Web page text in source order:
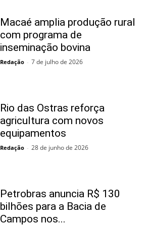
Macaé amplia produção rural
com programa de
inseminação bovina
Redação - 7 de julho de 2026
Rio das Ostras reforça
agricultura com novos
equipamentos
Redação - 28 de junho de 2026
Petrobras anuncia R$ 130
bilhões para a Bacia de
Campos nos...